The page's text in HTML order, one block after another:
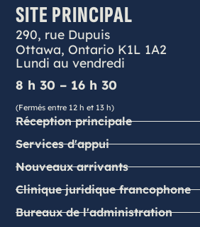
SITE PRINCIPAL
290, rue Dupuis
Ottawa, Ontario K1L 1A2
Lundi au vendredi
8 h 30 – 16 h 30
(Fermés entre 12 h et 13 h)
Réception principale
Services d'appui
Nouveaux arrivants
Clinique juridique francophone
Bureaux de l'administration